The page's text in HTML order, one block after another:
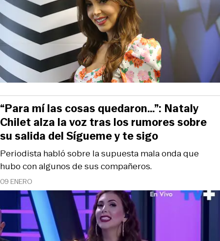
09 ENERO
Periodista habló sobre la supuesta mala onda que
hubo con algunos de sus compañeros.
“Para mí las cosas quedaron…”: Nataly
Chilet alza la voz tras los rumores sobre
su salida del Sígueme y te sigo